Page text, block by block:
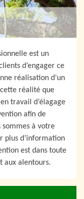
est un
d’engager ce
réalisation d’un
cette réalité que
travail d’élagage
afin de
sommes à votre
plus d’information
est dans toute
aux alentours.